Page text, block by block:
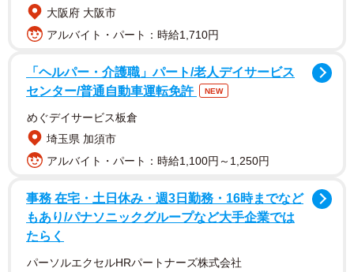
さぎの姿が！ まずはうさぎに導かれるがごとく、こちら
で汚れを清め、お参りしましょう。
大阪府 大阪市
アルバイト・パート：時給1,710円
「ヘルパー・介護職」パート/老人デイサービス
センター/普通自動車運転免許
NEW
めぐデイサービス板倉
埼玉県 加須市
アルバイト・パート：時給1,100円～1,250円
事務 在宅・土日休み・週3日勤務・16時までなど
もあり/パナソニックグループなど大手企業では
たらく
パーソルエクセルHRパートナーズ株式会社